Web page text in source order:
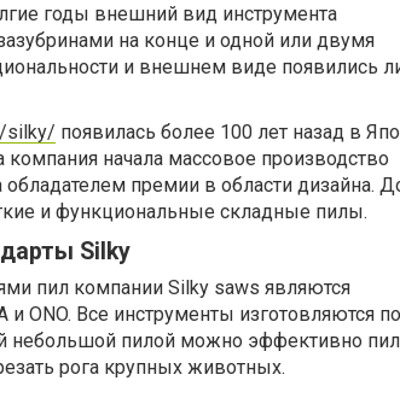
годы внешний вид инструмента
на конце и одной или двумя
и внешнем виде появились
silky/ появилась более 100 лет назад в
начала массовое производство
премии в области дизайна.
и функциональные складные пилы.
Silky
пил компании Silky saws являются
и ONO. Все инструменты изготовляются по
небольшой пилой можно эффективно
рога крупных животных.